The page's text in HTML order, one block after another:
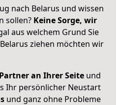
nach Belarus und wissen
sollen? Keine Sorge, wir
aus welchem Grund Sie
ziehen möchten wir
an Ihrer Seite und
Ihr persönlicher Neustart
und ganz ohne Probleme